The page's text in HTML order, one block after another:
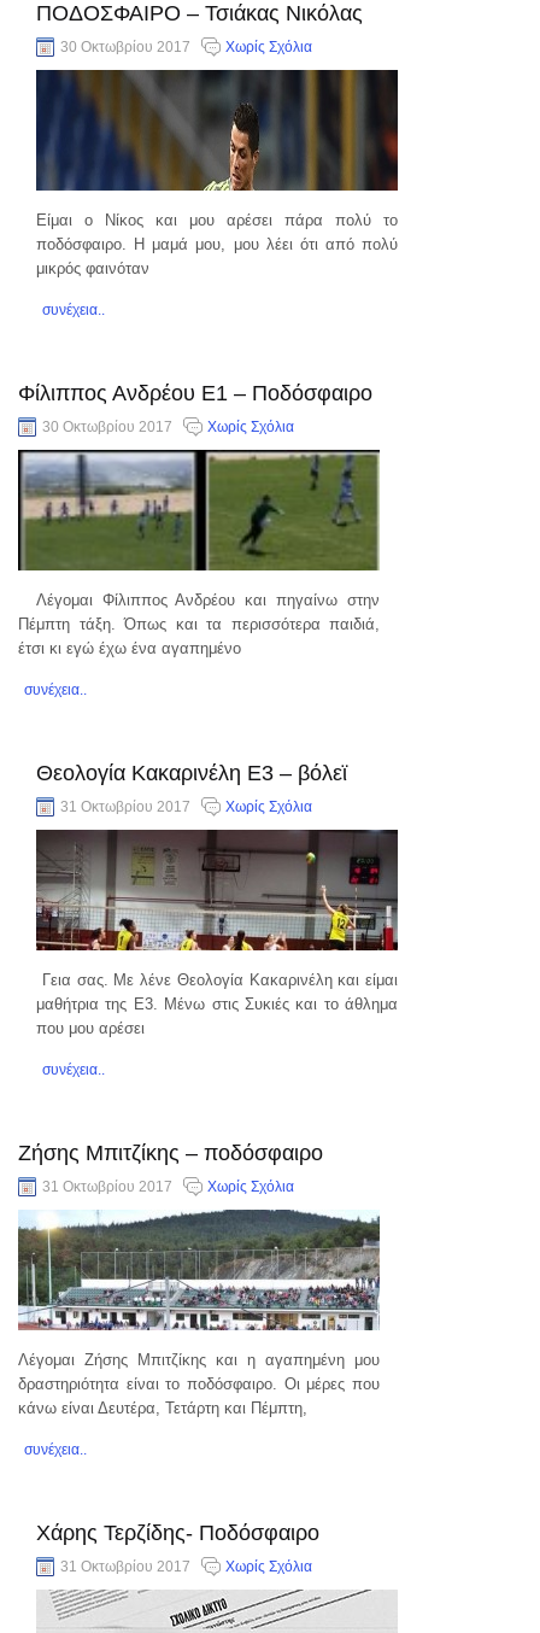
ΠΟΔΟΣΦΑΙΡΟ – Τσιάκας Νικόλας
30 Οκτωβρίου 2017 Χωρίς Σχόλια
Είμαι ο Νίκος και μου αρέσει πάρα πολύ το
ποδόσφαιρο. Η μαμά μου, μου λέει ότι από πολύ
μικρός φαινόταν
συνέχεια..
Φίλιππος Ανδρέου Ε1 – Ποδόσφαιρο
30 Οκτωβρίου 2017 Χωρίς Σχόλια
Λέγομαι Φίλιππος Ανδρέου και πηγαίνω στην
Πέμπτη τάξη. Όπως και τα περισσότερα παιδιά,
έτσι κι εγώ έχω ένα αγαπημένο
συνέχεια..
Θεολογία Κακαρινέλη Ε3 – βόλεϊ
31 Οκτωβρίου 2017 Χωρίς Σχόλια
Γεια σας. Με λένε Θεολογία Κακαρινέλη και είμαι
μαθήτρια της Ε3. Μένω στις Συκιές και το άθλημα
που μου αρέσει
συνέχεια..
Ζήσης Μπιτζίκης – ποδόσφαιρο
31 Οκτωβρίου 2017 Χωρίς Σχόλια
Λέγομαι Ζήσης Μπιτζίκης και η αγαπημένη μου
δραστηριότητα είναι το ποδόσφαιρο. Οι μέρες που
κάνω είναι Δευτέρα, Τετάρτη και Πέμπτη,
συνέχεια..
Χάρης Τερζίδης- Ποδόσφαιρο
31 Οκτωβρίου 2017 Χωρίς Σχόλια